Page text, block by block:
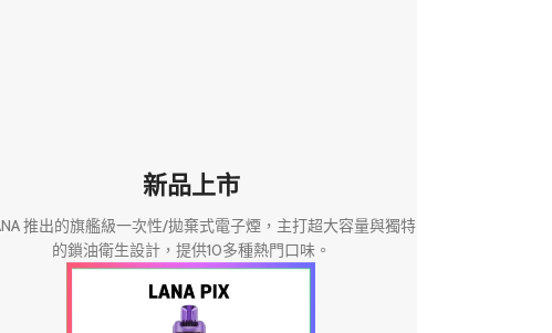
新品上市
推出的旗艦級一次性/拋棄式電子煙，主打超大容量與獨特
的鎖油衛生設計，提供10多種熱門口味。